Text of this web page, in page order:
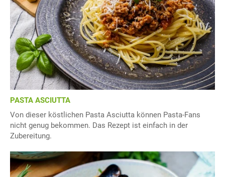
PASTA ASCIUTTA
Von dieser köstlichen Pasta Asciutta können Pasta-Fans
nicht genug bekommen. Das Rezept ist einfach in der
Zubereitung.